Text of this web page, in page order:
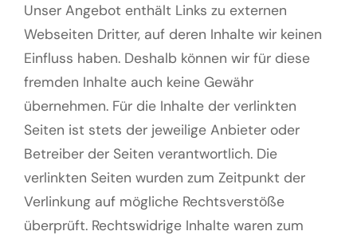
Unser Angebot enthält Links zu externen
Webseiten Dritter, auf deren Inhalte wir keinen
Einfluss haben. Deshalb können wir für diese
fremden Inhalte auch keine Gewähr
übernehmen. Für die Inhalte der verlinkten
Seiten ist stets der jeweilige Anbieter oder
Betreiber der Seiten verantwortlich. Die
verlinkten Seiten wurden zum Zeitpunkt der
Verlinkung auf mögliche Rechtsverstöße
überprüft. Rechtswidrige Inhalte waren zum